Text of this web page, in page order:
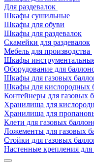
Для раздевалок
Шкафы сушильные
Шкафы для обуви
Шкафы для раздевалок
Скамейки для раздевалок
Мебель для производства
Шкафы
Оборудование для
Шкафы для газовых
Шкафы для кислородных
Контейнеры для газовых
Хранилища для
Хранилища для
Клети для газовых
Ложементы для газовых
Стойки для газовых
Настенные крепления для